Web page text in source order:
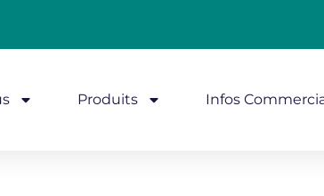
Produits Infos